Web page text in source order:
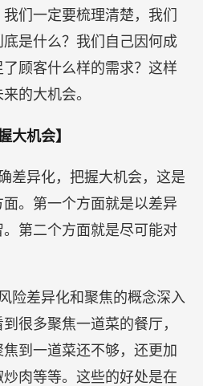
们一定要梳理清楚，我们
是什么？我们自己因何成
顾客什么样的需求？这样
的大机会。
大机会】
差异化，把握大机会，这是
。第一个方面就是以差异
第二个方面就是尽可能对
险差异化和聚焦的概念深入
很多聚焦一道菜的餐厅，
到一道菜还不够，还更加
肉等等。这些的好处是在